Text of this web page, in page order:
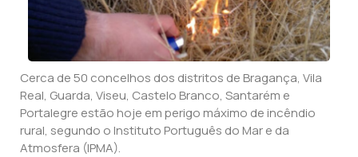
Cerca de 50 concelhos dos distritos de Bragança, Vila
Real, Guarda, Viseu, Castelo Branco, Santarém e
Portalegre estão hoje em perigo máximo de incêndio
rural, segundo o Instituto Português do Mar e da
Atmosfera (IPMA).